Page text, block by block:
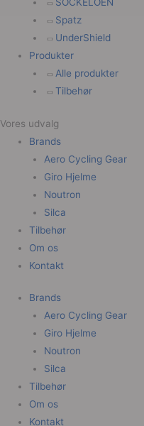
Spatz
UnderShield
Produkter
Alle produkter
Tilbehør
Vores udvalg
Brands
Aero Cycling Gear
Giro Hjelme
Noutron
Silca
Tilbehør
Om os
Kontakt
Brands
Aero Cycling Gear
Giro Hjelme
Noutron
Silca
Tilbehør
Om os
Kontakt